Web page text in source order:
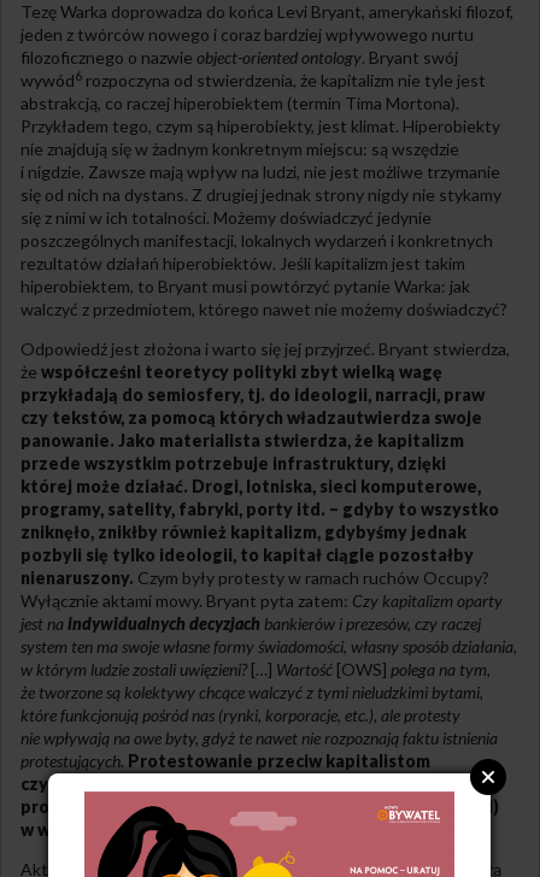
Tezę Warka doprowadza do końca Levi Bryant, amerykański filozof,
jeden z twórców nowego i coraz bardziej wpływowego nurtu
filozoficznego o nazwie object-oriented ontology. Bryant swój
wywód6 rozpoczyna od stwierdzenia, że kapitalizm nie tyle jest
abstrakcją, co raczej hiperobiektem (termin Tima Mortona).
Przykładem tego, czym są hiperobiekty, jest klimat. Hiperobiekty
nie znajdują się w żadnym konkretnym miejscu: są wszędzie
i nigdzie. Zawsze mają wpływ na ludzi, nie jest możliwe trzymanie
się od nich na dystans. Z drugiej jednak strony nigdy nie stykamy
się z nimi w ich totalności. Możemy doświadczyć jedynie
poszczególnych manifestacji, lokalnych wydarzeń i konkretnych
rezultatów działań hiperobiektów. Jeśli kapitalizm jest takim
hiperobiektem, to Bryant musi powtórzyć pytanie Warka: jak
walczyć z przedmiotem, którego nawet nie możemy doświadczyć?
Odpowiedź jest złożona i warto się jej przyjrzeć. Bryant stwierdza,
że współcześni teoretycy polityki zbyt wielką wagę
przykładają do semiosfery, tj. do ideologii, narracji, praw
czy tekstów, za pomocą których władzautwierdza swoje
panowanie. Jako materialista stwierdza, że kapitalizm
przede wszystkim potrzebuje infrastruktury, dzięki
której może działać. Drogi, lotniska, sieci komputerowe,
programy, satelity, fabryki, porty itd. – gdyby to wszystko
zniknęło, znikłby również kapitalizm, gdybyśmy jednak
pozbyli się tylko ideologii, to kapitał ciągle pozostałby
nienaruszony. Czym były protesty w ramach ruchów Occupy?
Wyłącznie aktami mowy. Bryant pyta zatem: Czy kapitalizm oparty
jest na indywidualnych decyzjach bankierów i prezesów, czy raczej
system ten ma swoje własne formy świadomości, własny sposób działania,
w którym ludzie zostali uwięzieni? […] Wartość [OWS] polega na tym,
że tworzone są kolektywy chcące walczyć z tymi nieludzkimi bytami,
które funkcjonują pośród nas (rynki, korporacje, etc.), ale protesty
nie wpływają na owe byty, gdyż te nawet nie rozpoznają faktu istnienia
protestujących. Protestowanie przeciw kapitalistom
czy politykom jest więc nieskuteczne, gdyż ci są jedynie
prostymi robotnikami (choć z bardzo wysokimi zarobkami)
w wielkiej fabryce kapitalizmu.
Akty mowy protestujących z Wall Street są z perspektywy, którą